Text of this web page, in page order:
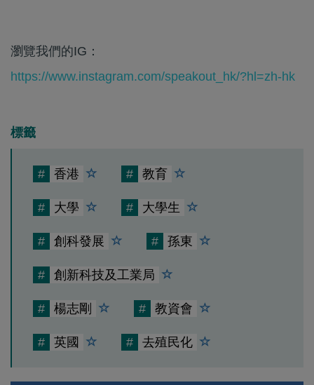
瀏覽我們的IG：
https://www.instagram.com/speakout_hk/?hl=zh-hk
標籤
# 香港 # 教育
# 大學 # 大學生
# 創科發展 # 孫東
# 創新科技及工業局
# 楊志剛 # 教資會
# 英國 # 去殖民化